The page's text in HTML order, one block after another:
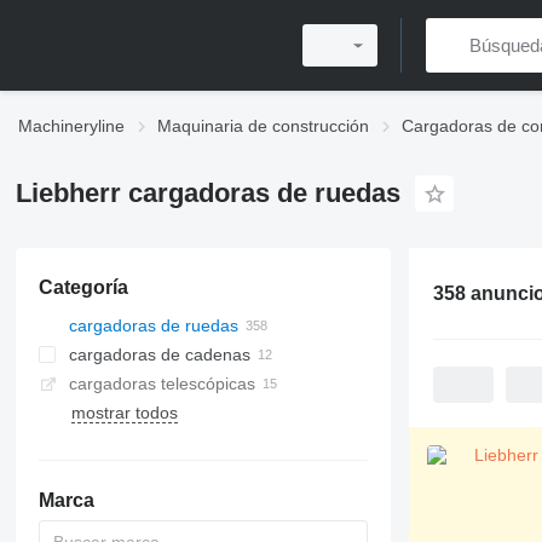
Machineryline Maquinaria de construcción Cargadoras de
Liebherr cargadoras de ruedas
Categoría
cargadoras de ruedas
cargadoras de cadenas
cargadoras telescópicas
mostrar todos
Marca
358